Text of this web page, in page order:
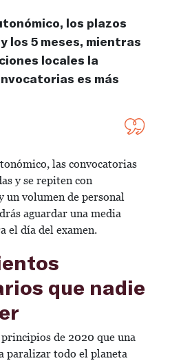
los plazos
los 5 meses, mientras
locales la
es más
las convocatorias
y se repiten con
un volumen de personal
aguardar una media
el día del examen.
que nadie
de 2020 que una
paralizar todo el planeta